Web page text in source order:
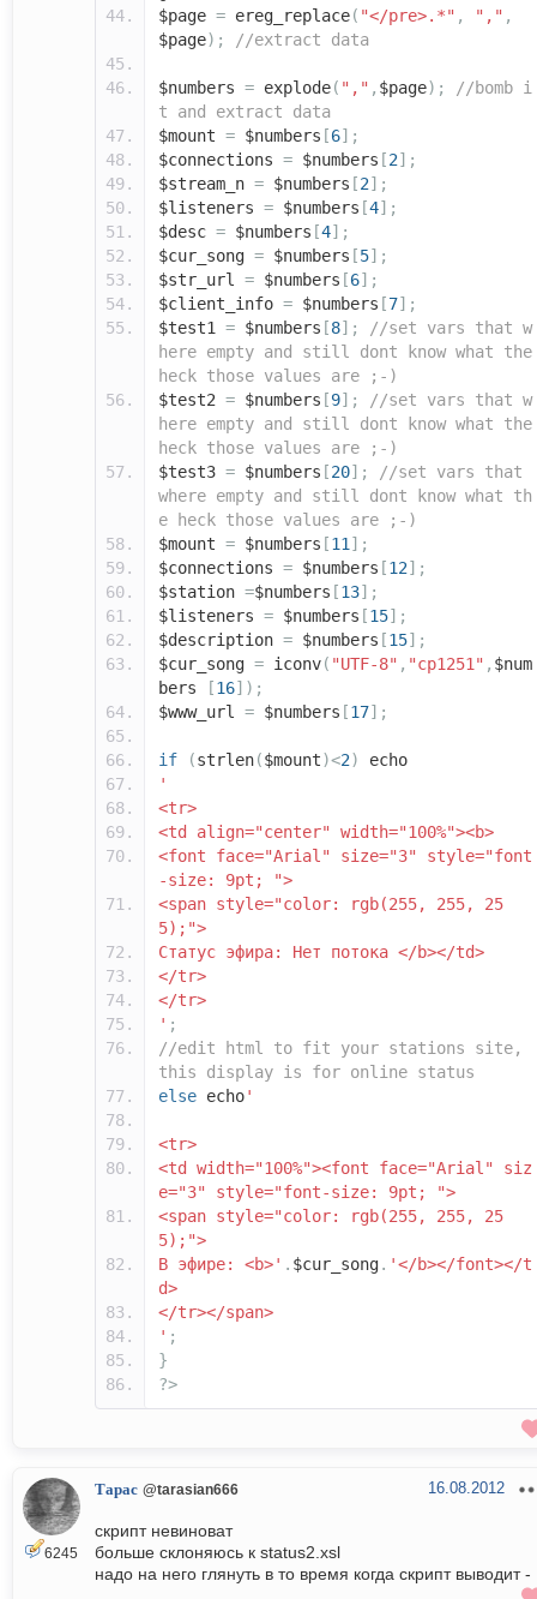
$page = ereg_replace( "</pre>.*" , "," ,
$page); //extract data
$numbers = explode( "," , $page);
//bomb i
t and extract data
$mount = $numbers [6];
$connections = $numbers [2];
$stream_n = $numbers [2];
$listeners = $numbers [4];
$desc = $numbers [4];
$cur_song = $numbers [5];
$str_url = $numbers [6];
$client_info = $numbers [7];
$test1 = $numbers [8];
//set vars that w
here empty and still dont know what the
heck those values are ;-)
$test2 = $numbers [9];
//set vars that w
here empty and still dont know what the
heck those values are ;-)
$test3 = $numbers [20];
//set vars that
where empty and still dont know what th
e heck those values are ;-)
$mount = $numbers [11 ];
$connections = $numbers [12];
$station =$numbers [13];
$listeners = $numbers [15];
$description = $numbers [15];
$cur_song = iconv( "UTF-8" , "cp1251" , $num
bers
[16]);
$www_url = $numbers [17];
if (strlen($mount)<2)
echo
'
<tr>
<td align="center" width="100%"><b>
<font face="Arial" size="3" style="font
-size: 9pt; ">
<span style="color: rgb(255, 255, 25
5);">
Статус эфира: Нет потока </b></td>
</tr>
</tr>
' ;
//edit html to fit your stations site,
this display is for online status
else echo'
<tr>
<td width="100%"><font face="Arial" siz
e="3" style="font-size: 9pt; ">
<span style="color: rgb(255, 255, 25
5);">
В эфире: <b>' . $cur_song. '</b></font></t
d>
</tr></span>
' ;
}
?>
6245
Тарас @tarasian666 16.08.2012
скрипт невиноват
больше склоняюсь к status2.xsl
надо на него глянуть в то время когда скрипт выводит -